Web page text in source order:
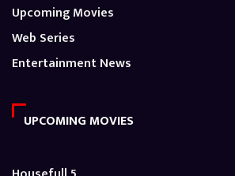
Upcoming Movies
Web Series
Entertainment News
UPCOMING MOVIES